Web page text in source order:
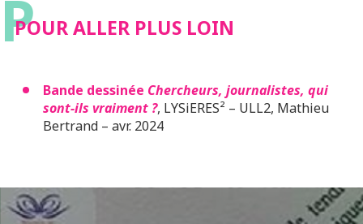
P
POUR ALLER PLUS LOIN
Bande dessinée Chercheurs, journalistes, qui
sont-ils vraiment ?, LYSiERES² – ULL2, Mathieu
Bertrand – avr. 2024